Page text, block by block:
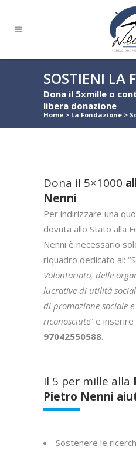
SOSTIENI LA
Dona il 5xmille o
libera donazione
Home > La Fondazione >
Dona il 5×1000
Nenni
Per indirizzare una
dovuta allo Stato alla
Nenni è necessario
riquadro dedicato al: “
Volontariato, delle
lucrative di utilità
di promozione sociale
riconosciute” e
97042550588.
Il 5 per mille alla
Pietro Nenni
Sostenere le